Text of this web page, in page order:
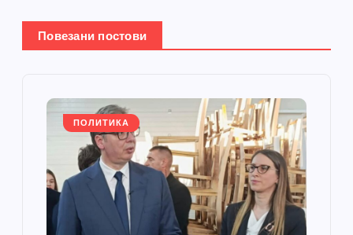
њ
е
Повезани постови
ПОЛИТИКА